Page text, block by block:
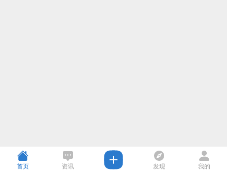
首页 资讯 发现 我的